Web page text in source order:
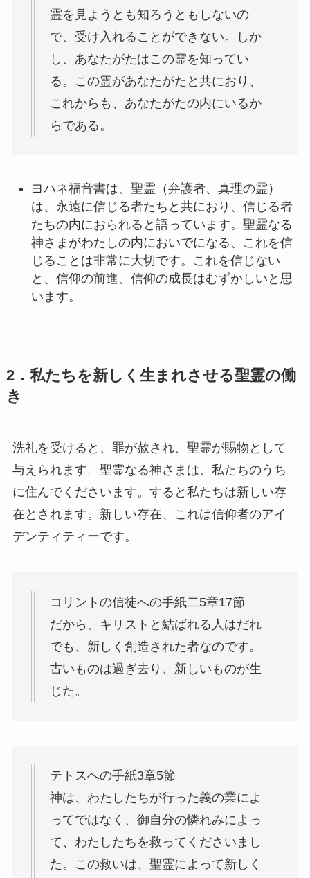
霊を見ようとも知ろうともしないの
で、受け入れることができない。しか
し、あなたがたはこの霊を知ってい
る。この霊があなたがたと共におり、
これからも、あなたがたの内にいるか
らである。
ヨハネ福音書は、聖霊（弁護者、真理の霊）
は、永遠に信じる者たちと共におり、信じる者
たちの内におられると語っています。聖霊なる
神さまがわたしの内においでになる、これを信
じることは非常に大切です。これを信じない
と、信仰の前進、信仰の成長はむずかしいと思
います。
2．私たちを新しく生まれさせる聖霊の働
き
洗礼を受けると、罪が赦され、聖霊が賜物として
与えられます。聖霊なる神さまは、私たちのうち
に住んでくださいます。すると私たちは新しい存
在とされます。新しい存在、これは信仰者のアイ
デンティティーです。
コリントの信徒への手紙二5章17節
だから、キリストと結ばれる人はだれ
でも、新しく創造された者なのです。
古いものは過ぎ去り、新しいものが生
じた。
テトスへの手紙3章5節
神は、わたしたちが行った義の業によ
ってではなく、御自分の憐れみによっ
て、わたしたちを救ってくださいまし
た。この救いは、聖霊によって新しく